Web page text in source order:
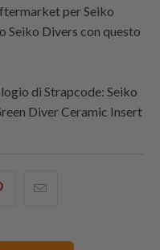
per Seiko
Seiko Divers con questo
diStrapcode: Seiko
Diver Ceramic Insert
Condividi